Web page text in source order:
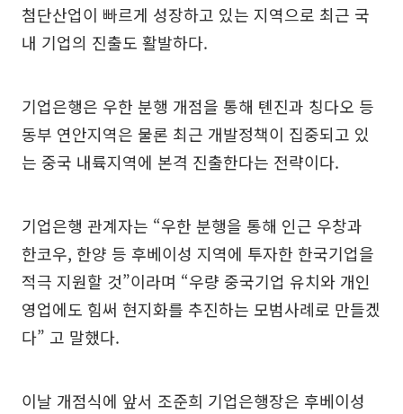
첨단산업이 빠르게 성장하고 있는 지역으로 최근 국
내 기업의 진출도 활발하다.
기업은행은 우한 분행 개점을 통해 톈진과 칭다오 등
동부 연안지역은 물론 최근 개발정책이 집중되고 있
는 중국 내륙지역에 본격 진출한다는 전략이다.
기업은행 관계자는 “우한 분행을 통해 인근 우창과
한코우, 한양 등 후베이성 지역에 투자한 한국기업을
적극 지원할 것”이라며 “우량 중국기업 유치와 개인
영업에도 힘써 현지화를 추진하는 모범사례로 만들겠
다” 고 말했다.
이날 개점식에 앞서 조준희 기업은행장은 후베이성